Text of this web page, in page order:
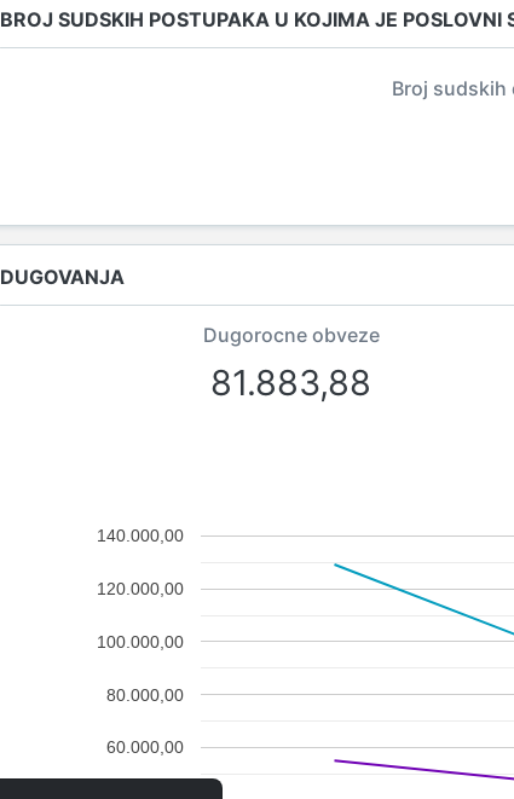
BROJ SUDSKIH POSTUPAKA U KOJIMA JE POSLOVNI
Broj sudskih
DUGOVANJA
Dugorocne obveze
81.883,88
60.000,00
80.000,00
100.000,00
120.000,00
140.000,00